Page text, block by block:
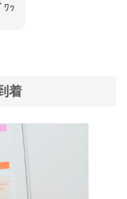
ﾜｯ
着